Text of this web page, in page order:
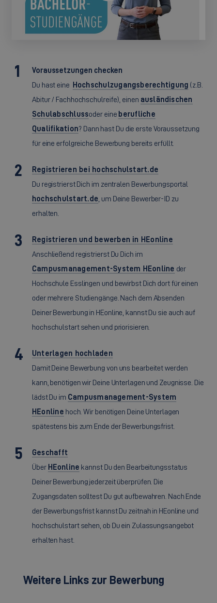
Voraussetzungen checken
Du hast eine Hochschulzugangsberechtigung (z.B.
Abitur / Fachhochschulreife), einen ausländischen
Schulabschlussoder eine berufliche
Qualifikation? Dann hast Du die erste Voraussetzung
für eine erfolgreiche Bewerbung bereits erfüllt.
Registrieren bei hochschulstart.de
Du registrierst Dich im zentralen Bewerbungsportal
hochschulstart.de , um Deine Bewerber-ID zu
erhalten.
Registrieren und bewerben in HEonline
Anschließend registrierst Du Dich im
Campusmanagement-System HEonline der
Hochschule Esslingen und bewirbst Dich dort für einen
oder mehrere Studiengänge. Nach dem Absenden
Deiner Bewerbung in HEonline, kannst Du sie auch auf
hochschulstart sehen und priorisieren.
Unterlagen hochladen
Damit Deine Bewerbung von uns bearbeitet werden
kann, benötigen wir Deine Unterlagen und Zeugnisse. Die
lädst Du im Campusmanagement-System
HEonline hoch. Wir benötigen Deine Unterlagen
spätestens bis zum Ende der Bewerbungsfrist.
Geschafft
Über HEonline kannst Du den Bearbeitungsstatus
Deiner Bewerbung jederzeit überprüfen. Die
Zugangsdaten solltest Du gut aufbewahren. Nach Ende
der Bewerbungsfrist kannst Du zeitnah in HEonline und
hochschulstart sehen, ob Du ein Zulassungsangebot
erhalten hast.
Weitere Links zur Bewerbung